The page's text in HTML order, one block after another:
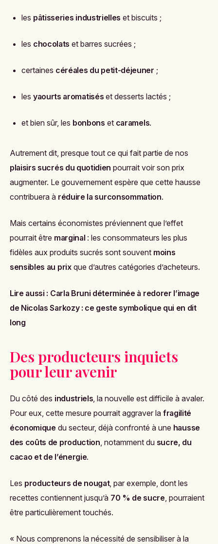
les pâtisseries industrielles et biscuits ;
les chocolats et barres sucrées ;
certaines céréales du petit-déjeuner ;
les yaourts aromatisés et desserts lactés ;
et bien sûr, les bonbons et caramels.
Autrement dit, presque tout ce qui fait partie de nos
plaisirs sucrés du quotidien pourrait voir son prix
augmenter. Le gouvernement espère que cette hausse
contribuera à réduire la surconsommation.
Mais certains économistes préviennent que l’effet
pourrait être marginal : les consommateurs les plus
fidèles aux produits sucrés sont souvent moins
sensibles au prixque d’autres catégories d’acheteurs.
Lire aussi : Carla Bruni déterminée à redorer l’image
de Nicolas Sarkozy : ce geste symbolique qui en dit
long
Des producteurs inquiets
pour leur avenir
Du côté des industriels, la nouvelle est difficile à avaler.
Pour eux, cette mesure pourrait aggraver la fragilité
économique du secteur, déjà confronté à une hausse
des coûts de production, notamment du sucre, du
cacao et de l’énergie.
Les producteurs de nougat, par exemple, dont les
recettes contiennent jusqu’à 70 % de sucre, pourraient
être particulièrement touchés.
« Nous comprenons la nécessité de sensibiliser à la